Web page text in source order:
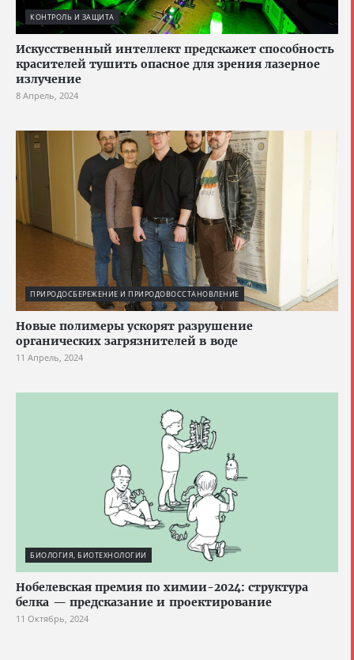
КОНТРОЛЬ И ЗАЩИТА
Искусственный интеллект предскажет способность
красителей тушить опасное для зрения лазерное
излучение
8 Апрель, 2024
ПРИРОДОСБЕРЕЖЕНИЕ И ПРИРОДОВОССТАНОВЛЕНИЕ
Новые полимеры ускорят разрушение
органических загрязнителей в воде
11 Апрель, 2024
БИОЛОГИЯ, БИОТЕХНОЛОГИИ
Нобелевская премия по химии-2024: структура
белка — предсказание и проектирование
11 Октябрь, 2024